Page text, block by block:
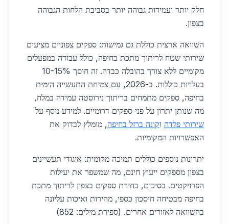
חלק יותר ועמידות גבוהה יותר בסביבת הלחות הגבוהה
בצפון.
השוואה ארצית כוללת גם גמישות: ספקים צפוניים מציעים
שירותי שטח לריתוך מתכת בחיפה, כולל עבודה במפעלים
מקומיים ללא צורך בהובלה כבדה. זה חוסך 10-15%
בעלויות כוללות. ב-2026, עם צמיחת התעשייה הימית
בחיפה, ספקים מתמחים בריתוך נירוסטה עמידה במלח,
מה שנותן יתרון על פני ספקים דרומיים. למידע נוסף על
שירותי פלדה וקונה ברזל בחיפה, מומלץ לבדוק את
האפשרויות המקומיות.
יתרונות נוספים כוללים תמיכה מקומית: איגודי תעשיינים
בצפון מספקים ייעוץ חינם, מה שמשפר את יעילות
הפרויקטים. בסיכום, בחירת ספקים בצפון לריתוך מתכת
בחיפה מבטיחה חיסכון כספי, מהירות ואיכות עליונה
בהשוואה לאזורים אחרים. (ספירת מילים: 852)